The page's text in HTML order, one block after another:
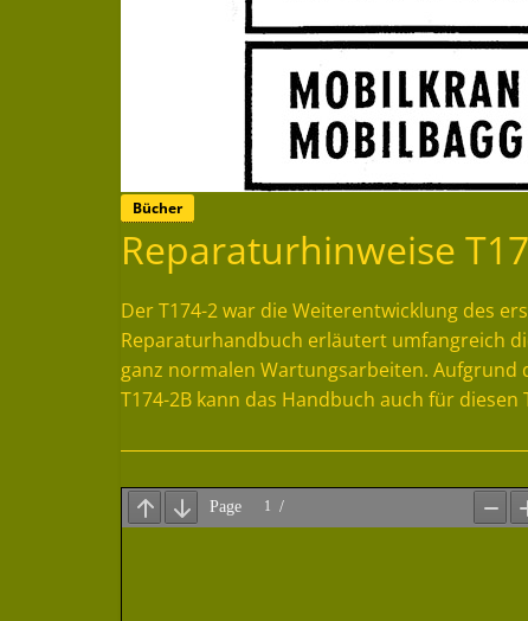
Bücher
Reparaturhinweise
Der T174-2 war die Weiterentwicklung des
Reparaturhandbuch erläutert umfangreich
ganz normalen Wartungsarbeiten. Aufgrund
T174-2B kann das Handbuch auch für